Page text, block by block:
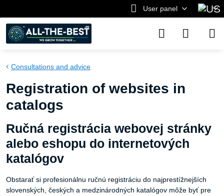
User panel
Consultations and advice
Registration of websites in
catalogs
Ručná registrácia webovej stránky
alebo eshopu do internetových
katalógov
Obstarať si profesionálnu ručnú registráciu do najprestížnejších
slovenských, českých a medzinárodných katalógov môže byť pre